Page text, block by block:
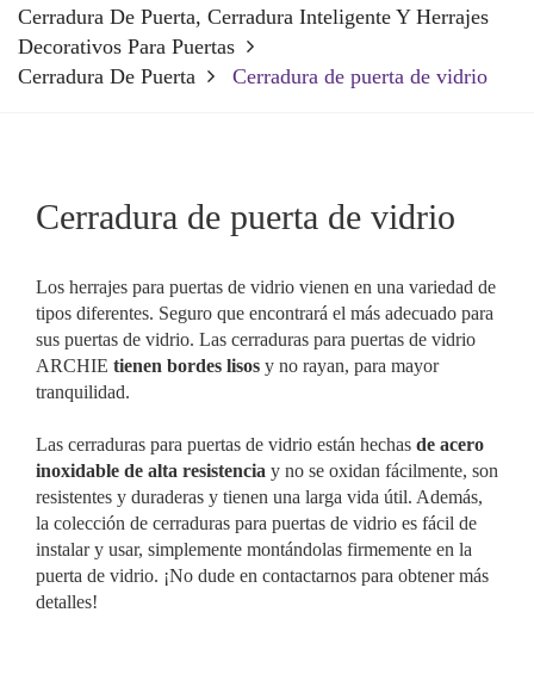
Cerradura De Puerta, Cerradura Inteligente Y Herrajes
Decorativos Para Puertas
Cerradura De Puerta
Cerradura de puerta de vidrio
Cerradura de puerta de vidrio
Los herrajes para puertas de vidrio vienen en una variedad de
tipos diferentes. Seguro que encontrará el más adecuado para
sus puertas de vidrio. Las cerraduras para puertas de vidrio
ARCHIE tienen bordes lisos y no rayan, para mayor
tranquilidad.
Las cerraduras para puertas de vidrio están hechas de acero
inoxidable de alta resistencia y no se oxidan fácilmente, son
resistentes y duraderas y tienen una larga vida útil. Además,
la colección de cerraduras para puertas de vidrio es fácil de
instalar y usar, simplemente montándolas firmemente en la
puerta de vidrio. ¡No dude en contactarnos para obtener más
detalles!